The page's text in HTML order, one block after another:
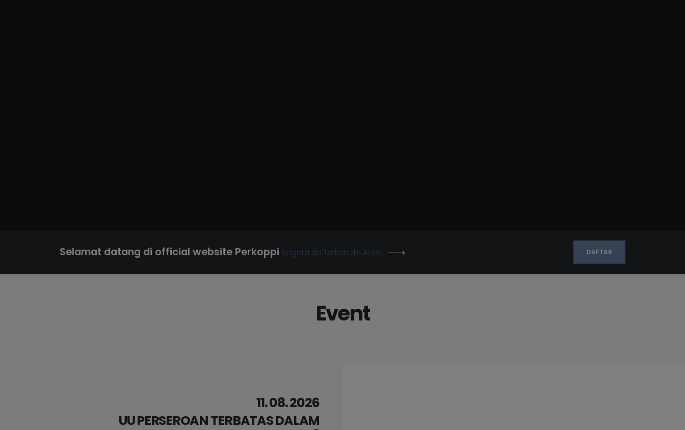
Selamat datang di official website Perkoppi Segera daftarkan diri Anda DAFTAR
Event
11. 08. 2026
UU PERSEROAN TERBATAS DALAM